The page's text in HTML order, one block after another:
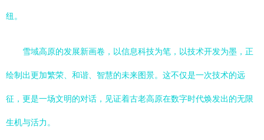
纽。
雪域高原的发展新画卷，以信息科技为笔，以技术开发为墨，正
绘制出更加繁荣、和谐、智慧的未来图景。这不仅是一次技术的远
征，更是一场文明的对话，见证着古老高原在数字时代焕发出的无限
生机与活力。